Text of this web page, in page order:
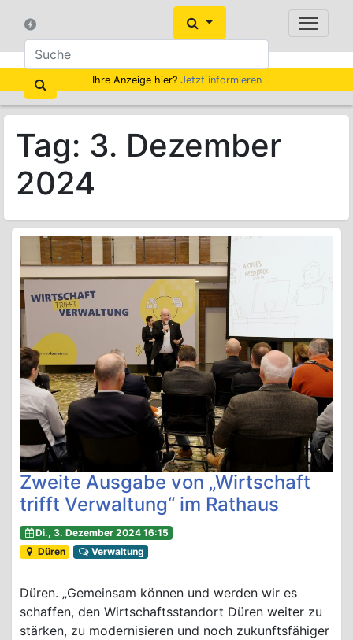
Ihre Anzeige hier? Jetzt informieren
Tag: 3. Dezember
2024
Zweite Ausgabe von „Wirtschaft
trifft Verwaltung“ im Rathaus
Di., 3. Dezember 2024 16:15
Düren
Verwaltung
Düren. „Gemeinsam können und werden wir es
schaffen, den Wirtschaftsstandort Düren weiter zu
stärken, zu modernisieren und noch zukunftsfähiger